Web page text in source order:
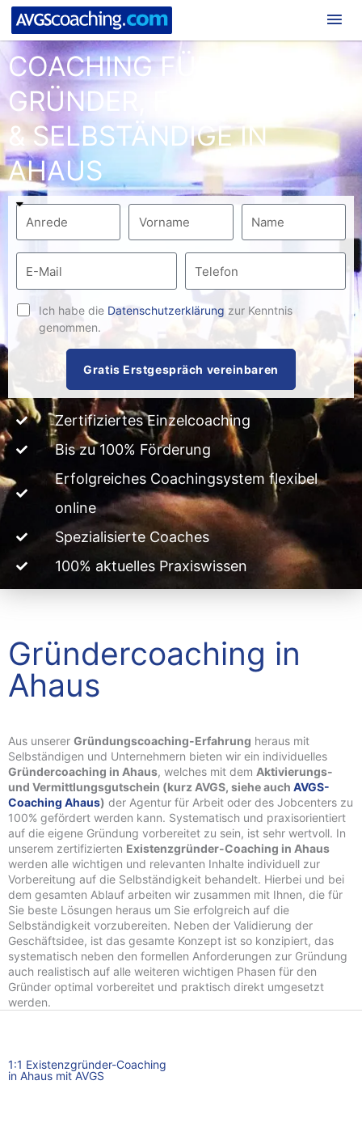
COACHING FÜR
GRÜNDER, FREIBERUFLER
& SELBSTÄNDIGE IN
AHAUS
Ich habe die Datenschutzerklärung zur Kenntnis
genommen.
Gratis Erstgespräch vereinbaren
Zertifiziertes Einzelcoaching
Bis zu 100% Förderung
Erfolgreiches Coachingsystem flexibel
online
Spezialisierte Coaches
100% aktuelles Praxiswissen
Gründercoaching in
Ahaus
Aus unserer Gründungscoaching-Erfahrung heraus mit
Selbständigen und Unternehmern bieten wir ein individuelles
Gründercoaching in Ahaus, welches mit dem Aktivierungs-
und Vermittlungsgutschein (kurz AVGS, siehe auch AVGS-
Coaching Ahaus) der Agentur für Arbeit oder des Jobcenters zu
100% gefördert werden kann. Systematisch und praxisorientiert
auf die eigene Gründung vorbereitet zu sein, ist sehr wertvoll. In
unserem zertifizierten Existenzgründer-Coaching in Ahaus
werden alle wichtigen und relevanten Inhalte individuell zur
Vorbereitung auf die Selbständigkeit behandelt. Hierbei und bei
dem gesamten Ablauf arbeiten wir zusammen mit Ihnen, die für
Sie beste Lösungen heraus um Sie erfolgreich auf die
Selbständigkeit vorzubereiten. Neben der Validierung der
Geschäftsidee, ist das gesamte Konzept ist so konzipiert, das
systematisch neben den formellen Anforderungen zur Gründung
auch realistisch auf alle weiteren wichtigen Phasen für den
Gründer optimal vorbereitet und praktisch direkt umgesetzt
werden.
1:1 Existenzgründer-Coaching
in Ahaus mit AVGS